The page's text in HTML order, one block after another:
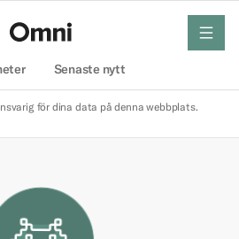
Senaste nytt
meny
för dina data på denna webbplats.